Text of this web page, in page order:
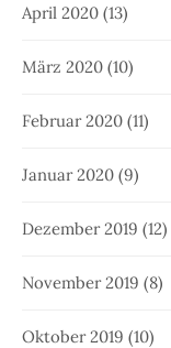
April 2020 (13)
März 2020 (10)
Februar 2020 (11)
Januar 2020 (9)
Dezember 2019 (12)
November 2019 (8)
Oktober 2019 (10)